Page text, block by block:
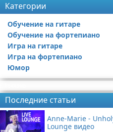
Категории
Обучение на гитаре
Видео обучение на гитаре
Обучение на фортепиано
Видео обучение на
Игра на гитаре
Видео с игрой на гитаре
Статьи про гитары
Игра на фортепиано
Видео с игрой на фортепиано
Юмор
Последние статьи
Anne-Marie -
Lounge видео